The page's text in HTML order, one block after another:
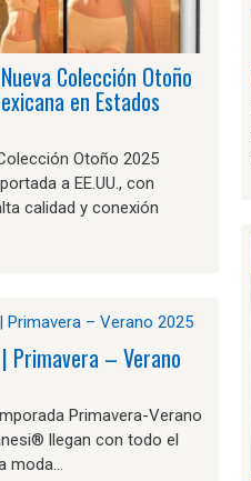
Colección Otoño
en Estados
Otoño 2025
a EE.UU., con
calidad y conexión
Primavera – Verano
Primavera-Verano
llegan con todo el
moda…